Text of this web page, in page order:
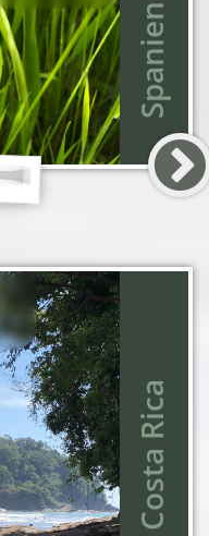
Spanien
Costa Rica